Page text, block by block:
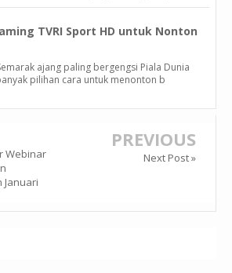
TVRI Sport HD untuk Nonton
ajang paling bergengsi Piala Dunia
pilihan cara untuk menonton b
Webinar
Januari
PREVIOUS
Next Post »